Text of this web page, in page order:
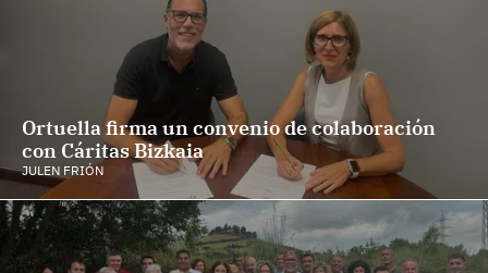
Ortuella firma un convenio de colaboración
con Cáritas Bizkaia
JULEN FRIÓN